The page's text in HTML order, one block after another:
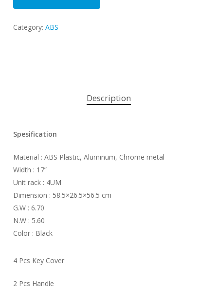
Category: ABS
Description
Spesification
Material : ABS Plastic, Aluminum, Chrome metal
Width : 17”
Unit rack : 4UM
Dimension : 58.5×26.5×56.5 cm
G.W : 6.70
N.W : 5.60
Color : Black
4 Pcs Key Cover
2 Pcs Handle